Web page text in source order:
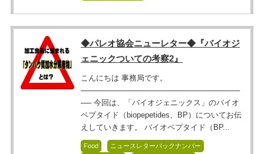
◆パレオ協会ニューレター◆『バイオジ
ェニックついての考察2』
こんにちは 事務局です。
──────────────────────────────
── 今回は、「バイオジェニックス」のバイオ
ペプタイド（biopepetides、BP）についてお伝
えしていきます。 バイオペプタイド（BP...
Food
ニュースレターバックナンバー